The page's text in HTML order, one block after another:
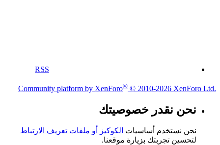
RSS
Community platform by XenForo® © 2010-2026 XenForo Ltd.
نحن نقدر خصوصيتك
نحن نستخدم أساسيات الكوكيز أو ملفات تعريف الارتباط
لتحسين تجربتك بزيارة موقعنا.